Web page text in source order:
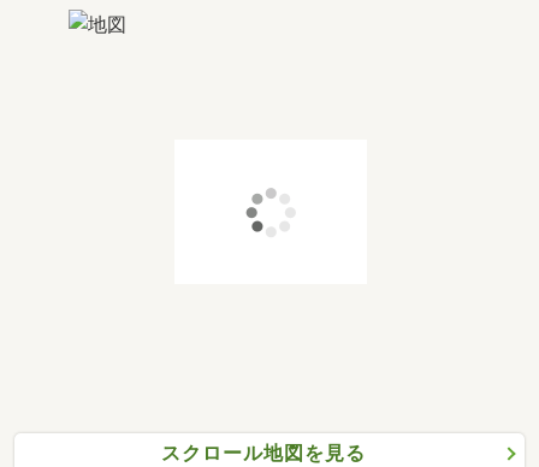
スクロール地図を見る